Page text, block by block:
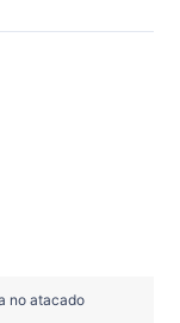
no atacado